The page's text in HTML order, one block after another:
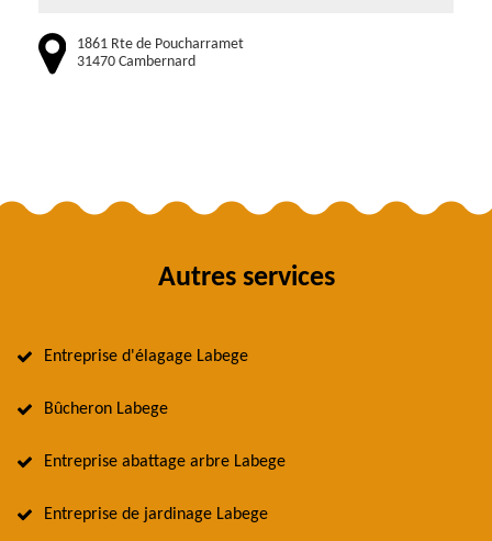
1861 Rte de Poucharramet
31470 Cambernard
Autres services
Entreprise d'élagage Labege
Bûcheron Labege
Entreprise abattage arbre Labege
Entreprise de jardinage Labege